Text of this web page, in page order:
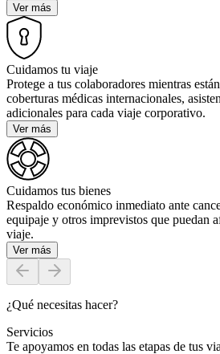
Ver más
Cuidamos tu viaje
Protege a tus colaboradores mientras
coberturas médicas internacionales,
adicionales para cada viaje corporativo.
Ver más
Cuidamos tus bienes
Respaldo económico inmediato ante
equipaje y otros imprevistos que puedan
viaje.
Ver más
¿Qué necesitas hacer?
Servicios
Te apoyamos en todas las etapas de tus